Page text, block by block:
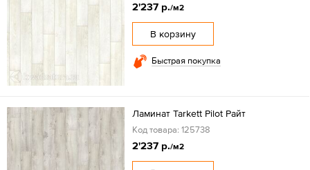
2'237 р./м2
В корзину
Быстрая покупка
Ламинат Tarkett Pilot Райт
Код товара: 125738
2'237 р./м2